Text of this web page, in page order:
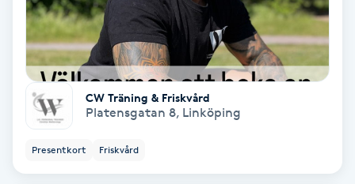
Pensionärklippning
Permanent
Permanent hårborttagning
CW Träning & Friskvård
Platensgatan 8, Linköping
Presentkort Friskvård